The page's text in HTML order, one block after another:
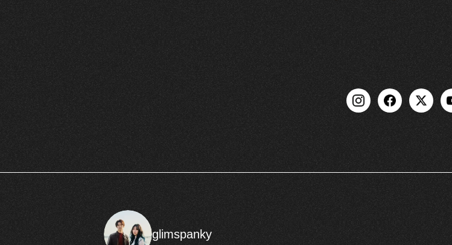
glimspanky